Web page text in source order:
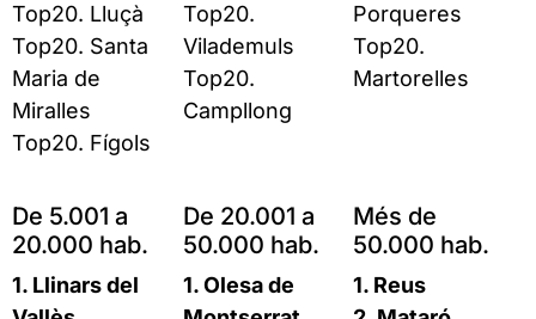
Top20. Lluçà
Top20. Santa
Maria de
Miralles
Top20. Fígols
Top20.
Vilademuls
Top20.
Campllong
Porqueres
Top20.
Martorelles
De 5.001 a
20.000 hab.
1. Llinars del
De 20.001 a
50.000 hab.
1. Olesa de
Més de
50.000 hab.
1. Reus